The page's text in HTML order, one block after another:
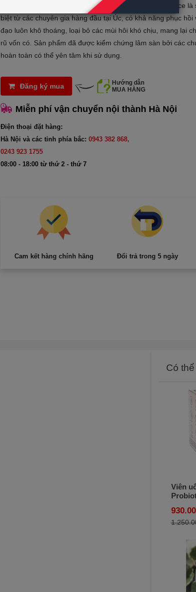
Viên uống Blackmores Probiotic Woman Flora Balance
biệt từ các chuyên gia hàng đầu tại Úc, có khả năng phục
đạo luôn khô thoáng, loại bỏ các mùi hôi khó chịu, mang lại
rũ vốn có. Sản phẩm đã được kiểm chứng lâm sàn bởi các
hoàn toàn có thể yên tâm khi sử dụng.
Đăng ký mua
Hướng dẫn
MUA HÀNG
Miễn phí vận chuyển nội thành Hà Nội
Điện thoại đặt hàng:
Hà Nội và các tỉnh phía bắc: 0943 382 868,
0243 923 1755
08:00 - 18:00 từ thứ 2 - thứ 7
Cam kết hàng chính hãng Đổi trả trong 5 ngày
Có
Viên